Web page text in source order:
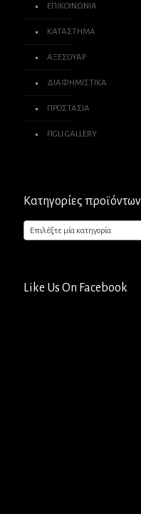
ΕΠΙΚΟΙΝΩΝΙΑ
ΚΑΤΑΣΤΗΜΑ
ΑΞΕΣΟΥΑΡ
ΔΙΑΦΗΜΙΣΤΙΚΑ
ΠΡΟΣΤΑΣΙΑ
FIGLI GALLERY
Κατηγορίες προϊόντων
Επιλέξτε μία κατηγορία
Like Us On Facebook